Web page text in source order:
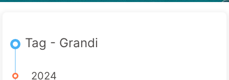
Tag - Grandi
2024